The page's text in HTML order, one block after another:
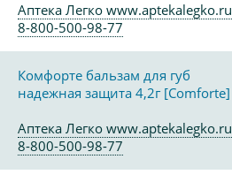
Аптека Легко www.aptekalegko.ru
8-800-500-98-77
Комфорте бальзам для губ
надежная защита 4,2г [Comforte]
Аптека Легко www.aptekalegko.ru
8-800-500-98-77